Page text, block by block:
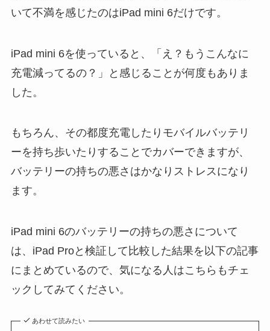
いて不満を感じたのはiPad mini 6だけです。
iPad mini 6を使っていると、「え？もうこんなに
充電減ってるの？」と感じることが何度もありま
した。
もちろん、その都度充電したりモバイルバッテリ
ーを持ち歩いたりすることでカバーできますが、
バッテリーの持ちの悪さはかなりストレスになり
ます。
iPad mini 6のバッテリーの持ちの悪さについて
は、iPad Proと検証して比較した結果を以下の記事
にまとめているので、気になる人はこちらもチェ
ックしてみてください。
あわせて読みたい